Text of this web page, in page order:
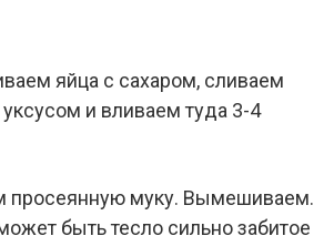
яйца с сахаром, сливаем
и вливаем туда 3-4
просеянную муку. Вымешиваем.
быть тесло сильно забитое